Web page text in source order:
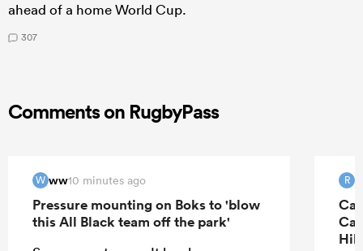
ahead of a home World Cup.
307
Comments on RugbyPass
W ww10 minutes ago
Pressure mounting on Boks to 'blow
this All Black team off the park'
R